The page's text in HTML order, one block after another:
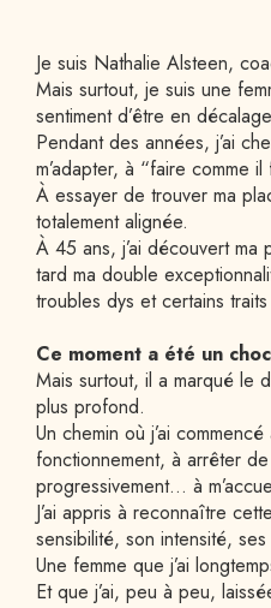
Je suis Nathalie Alsteen,
Mais surtout, je suis une
sentiment d’être en
Pendant des années, j’ai
m’adapter, à “faire comme il
À essayer de trouver ma
totalement alignée.
À 45 ans, j’ai découvert
tard ma double
troubles dys et certains
Ce moment a été un
Mais surtout, il a marqué le
plus profond.
Un chemin où j’ai
fonctionnement, à arrêter
progressivement… à
J’ai appris à reconnaître
sensibilité, son intensité,
Une femme que j’ai
Et que j’ai, peu à peu,